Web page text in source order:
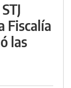
Fiscalía
las